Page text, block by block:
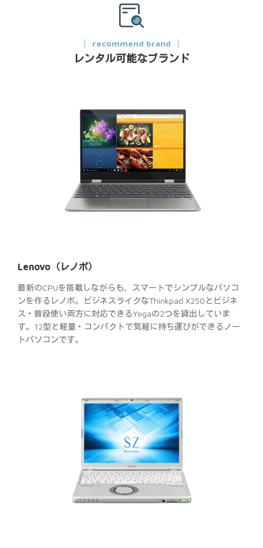
recommend brand
レンタル可能なブランド
Lenovo（レノボ）
最新のCPUを搭載しながらも、スマートでシンプルなパソコ
ンを作るレノボ。ビジネスライクなThinkpad X250とビジネ
ス・普段使い両方に対応できるYogaの2つを貸出していま
す。12型と軽量・コンパクトで気軽に持ち運びができるノー
トパソコンです。